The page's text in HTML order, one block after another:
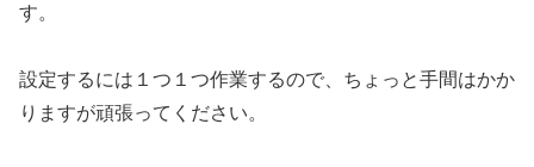
す。
設定するには１つ１つ作業するので、ちょっと手間はかか
りますが頑張ってください。